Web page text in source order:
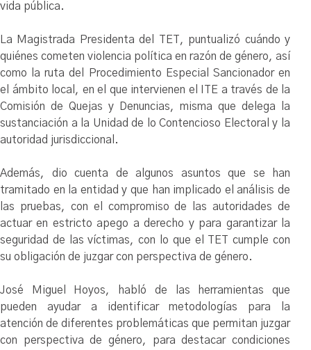
vida pública.
La Magistrada Presidenta del TET, puntualizó cuándo y
quiénes cometen violencia política en razón de género, así
como la ruta del Procedimiento Especial Sancionador en
el ámbito local, en el que intervienen el ITE a través de la
Comisión de Quejas y Denuncias, misma que delega la
sustanciación a la Unidad de lo Contencioso Electoral y la
autoridad jurisdiccional.
Además, dio cuenta de algunos asuntos que se han
tramitado en la entidad y que han implicado el análisis de
las pruebas, con el compromiso de las autoridades de
actuar en estricto apego a derecho y para garantizar la
seguridad de las víctimas, con lo que el TET cumple con
su obligación de juzgar con perspectiva de género.
José Miguel Hoyos, habló de las herramientas que
pueden ayudar a identificar metodologías para la
atención de diferentes problemáticas que permitan juzgar
con perspectiva de género, para destacar condiciones